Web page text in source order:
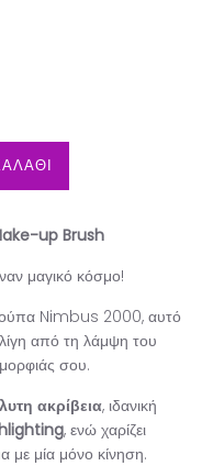
up Brush
μαγικό κόσμο!
Nimbus 2000, αυτό
από τη λάμψη του
σου.
ακρίβεια, ιδανική
, ενώ χαρίζει
με μία μόνο κίνηση.